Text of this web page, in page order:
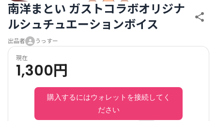
南洋まとい ガストコラボオリジナ
ルシュチュエーションボイス
出品者 うっすー
現在
1,300円
購入するにはウォレットを接続してく
ださい